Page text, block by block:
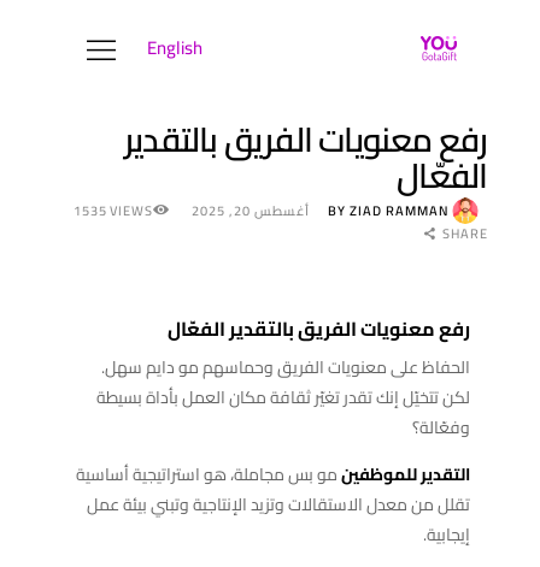
English
مركز الحلول
نبذة عنا
رفع معنويات الفريق بالتقدير
الفعّال
BY ZIAD RAMMAN أغسطس 20, 2025 1535VIEWS
SHARE
رفع معنويات الفريق بالتقدير الفعّال
الحفاظ على معنويات الفريق وحماسهم مو دايم سهل.
لكن تتخيّل إنك تقدر تغيّر ثقافة مكان العمل بأداة بسيطة
وفعّالة؟
التقدير للموظفينمو بس مجاملة، هو استراتيجية أساسية
تقلل من معدل الاستقالات وتزيد الإنتاجية وتبني بيئة عمل
إيجابية.